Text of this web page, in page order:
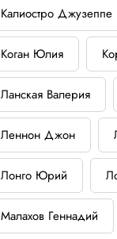
Калиостро Джузеппе
Коган Юлия
Ланская Валерия
Леннон Джон
Лонго Юрий
Малахов Геннадий